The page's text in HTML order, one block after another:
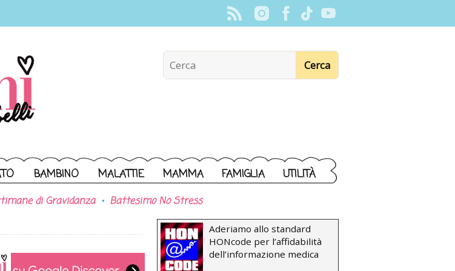
BAMBINO MALATTIE MAMMA FAMIGLIA UTILITÀ
di Gravidanza Battesimo No Stress
Aderiamo allo standard
HONcode per l’affidabilità
dell’informazione medica